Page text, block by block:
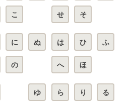
こ せ そ
に ぬ
の
は ひ ふ
へ ほ
ゆ ら り る